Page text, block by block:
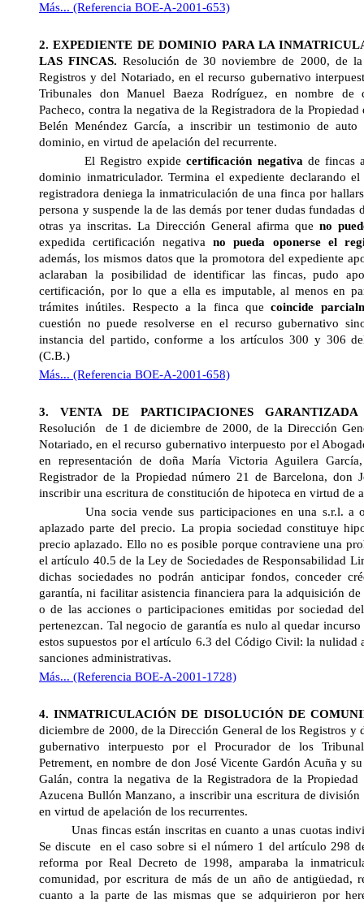
Más... (Referencia BOE-A-2001-653)
2. EXPEDIENTE DE DOMINIO PARA LA
LAS FINCAS. Resolución de 30 noviembre de 2000, de
Registros y del Notariado, en el recurso gubernativo
Tribunales don Manuel Baeza Rodríguez, en nombre de
Pacheco, contra la negativa de la Registradora de la
Belén Menéndez García, a inscribir un testimonio de auto
dominio, en virtud de apelación del recurrente.
El Registro expidecertificación negativade fincas
dominio inmatriculador. Termina el expediente declarando
registradora deniega la inmatriculación de una finca por
persona y suspende la de las demás por tener dudas fundadas
otras ya inscritas. La Dirección General afirma que no
expedida certificación negativano pueda oponerse el
además, los mismos datos que la promotora del expediente
aclaraban la posibilidad de identificar las fincas, pudo
certificación, por lo que a ella es imputable, al menos en
trámites inútiles. Respecto a la finca quecoincide
cuestión no puede resolverse en el recurso gubernativo
instancia del partido, conforme a los artículos 300 y 306
(C.B.)
Más... (Referencia BOE-A-2001-658)
3. VENTA DE PARTICIPACIONES
Resolución
de 1 de diciembre de 2000, de la Dirección
Notariado, en el recurso gubernativo interpuesto por el
en representación de doña María Victoria Aguilera
Registrador de la Propiedad número 21 de Barcelona, don
inscribir una escritura de constitución de hipoteca en virtud de
Una socia vende sus participaciones en una s.r.l. a
aplazado parte del precio. La propia sociedad constituye
precio aplazado. Ello no es posible porque contraviene una
el artículo 40.5 de la Ley de Sociedades de Responsabilidad
dichas sociedades no podrán anticipar fondos, conceder
garantía, ni facilitar asistencia financiera para la adquisición
o de las acciones o participaciones emitidas por sociedad
pertenezcan. Tal negocio de garantía es nulo al quedar
estos supuestos por el artículo 6.3 del Código Civil: la nulidad
sanciones administrativas.
Más... (Referencia BOE-A-2001-1728)
4. INMATRICULACIÓN DE DISOLUCIÓN DE
diciembre de 2000, dela Dirección Generalde los Registros y
gubernativo interpuesto por el Procurador de los
Petrement, en nombre de don José Vicente Gardón Acuña y
Galán, contra la negativa de la Registradora de la
Azucena Bullón Manzano, a inscribir una escritura de
en virtud de apelación de los recurrentes.
Unas fincas están inscritas en cuanto a unas cuotas
Se discute
en el caso sobre si el número 1 del artículo 298
reforma por Real Decreto de 1998, amparaba la
comunidad, por escritura de más de un año de antigüedad,
cuanto a la parte de las mismas que se adquirieron por